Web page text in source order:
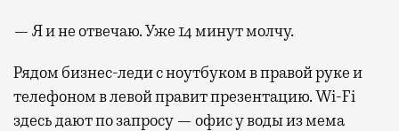
— Я и не отвечаю. Уже 14 минут молчу.
Рядом бизнес-леди с ноутбуком в правой руке и
телефоном в левой правит презентацию. Wi-Fi
здесь дают по запросу — офис у воды из мема